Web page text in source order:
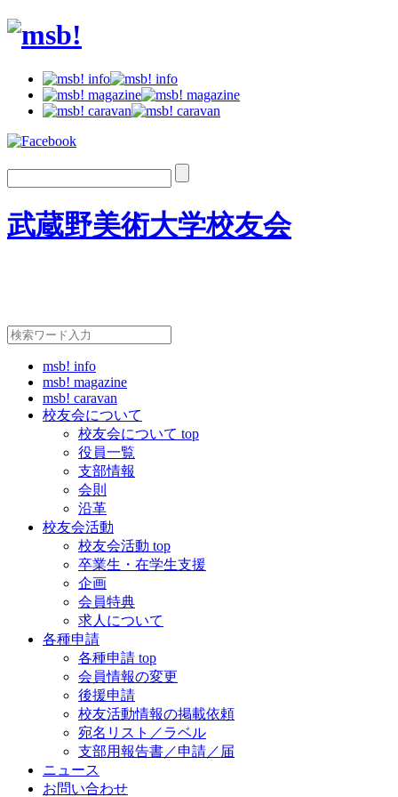
武蔵野美術大学校友会
msb! info
msb! magazine
msb! caravan
校友会について
校友会について top
役員一覧
支部情報
会則
沿革
校友会活動
校友会活動 top
卒業生・在学生支援
企画
会員特典
求人について
各種申請
各種申請 top
会員情報の変更
後援申請
校友活動情報の掲載依頼
宛名リスト／ラベル
支部用報告書／申請／届
ニュース
お問い合わせ